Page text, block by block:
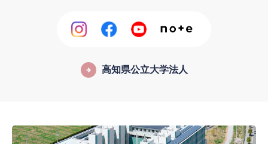
高知県公立大学法人